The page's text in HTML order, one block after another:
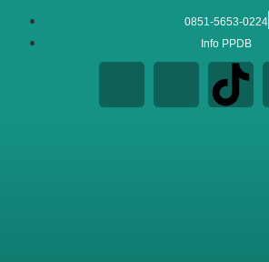
0851-5653-0224
Info PPDB